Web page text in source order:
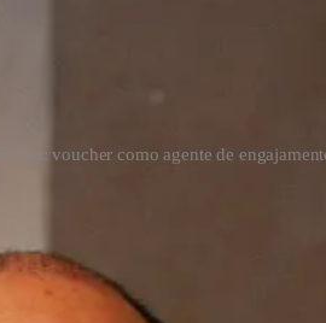
voucher como agente de
seleciona entre várias métricas,
de medir o engajamento: